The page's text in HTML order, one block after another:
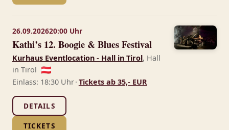
26.09.202620:00 Uhr
Kathi’s 12. Boogie & Blues Festival
Kurhaus Eventlocation - Hall in Tirol, Hall
in Tirol 🇦🇹
Einlass: 18:30 Uhr· Tickets ab 35,- EUR
DETAILS
TICKETS